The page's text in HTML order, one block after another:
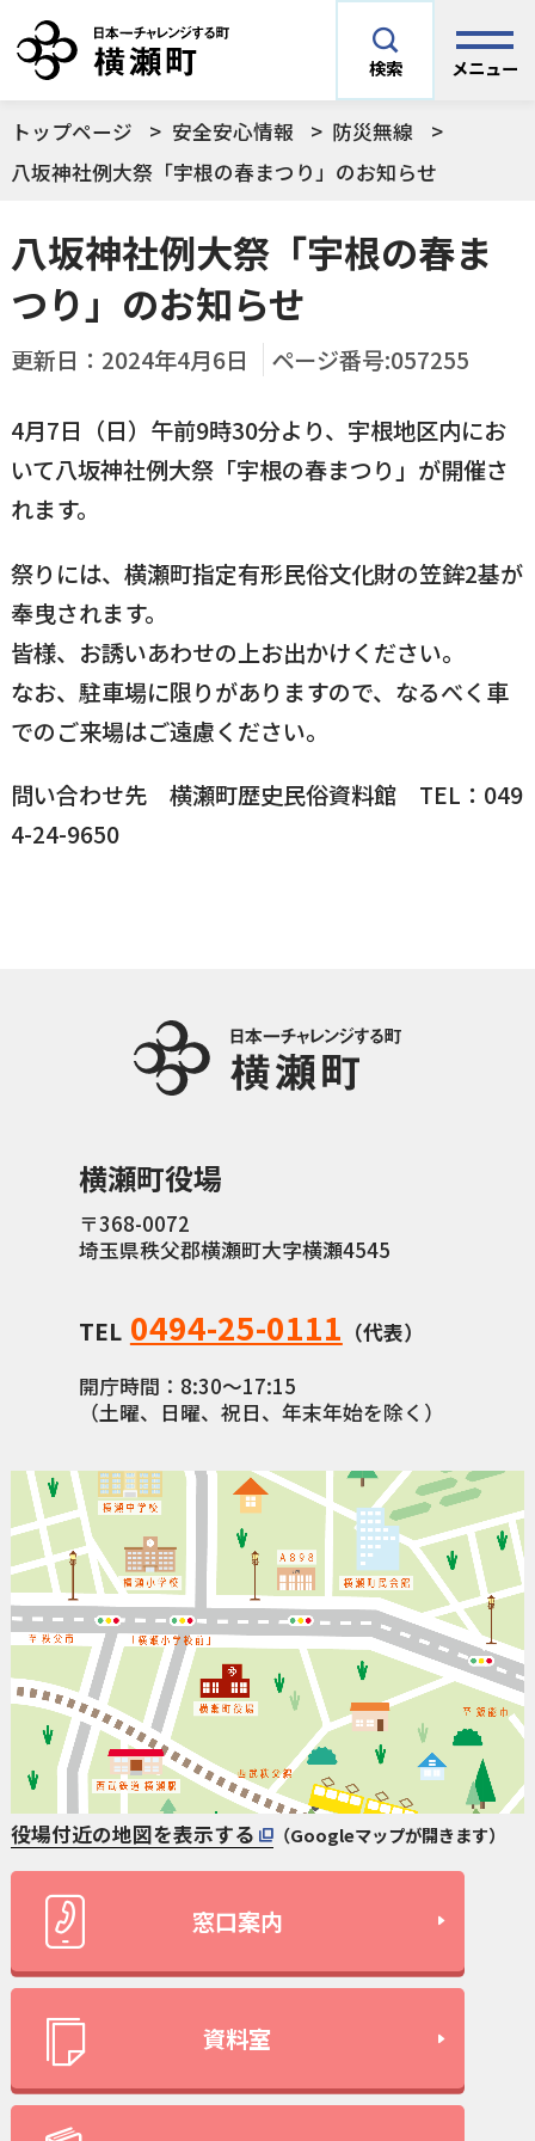
検索 メニュー
サイト内検索
メニューを閉じる
安全安心情報
できごとや場面から探す
結婚・妊娠／出産
育児／子育て
入学／転入学
障がいのある方
高齢者の方
おくやみ
手続きから探す
印鑑登録 戸籍の届出
国民健康保険 マイナンバー
各種申請書
よく利用されているコンテンツ
横瀬町の施設
横瀬のふるさと納税
横瀬町の観光
小児科オンライン
横瀬町公式note
暮らしの便利帳「わかる」
自治体間連携
暮らし・手続き・
健康・福祉
子育て・教育・生
施設・文化 事業者の方向け
横瀬町のこと 広報・メディア
窓口案内 トップページ
トップページ 安全安心情報
防災無線
八坂神社例大祭「宇根の春まつり」のお知らせ
八坂神社例大祭「宇根の春ま
つり」のお知らせ
更新日： 2024年4月6日 ページ番号:057255
4月7日（日）午前9時30分より、宇根地区内にお
いて八坂神社例大祭「宇根の春まつり」が開催さ
れます。
祭りには、横瀬町指定有形民俗文化財の笠鉾2基が
奉曳されます。
皆様、お誘いあわせの上お出かけください。
なお、駐車場に限りがありますので、なるべく車
でのご来場はご遠慮ください。
問い合わせ先 横瀬町歴史民俗資料館 TEL：049
4-24-9650
横瀬町役場
〒368-0072
埼玉県秩父郡横瀬町大字横瀬4545
TEL 0494-25-0111 （代表）
開庁時間：8:30〜17:15
（土曜、日曜、祝日、年末年始を除く）
役場付近の地図を表示する （Googleマップが開きます）
窓口案内
資料室